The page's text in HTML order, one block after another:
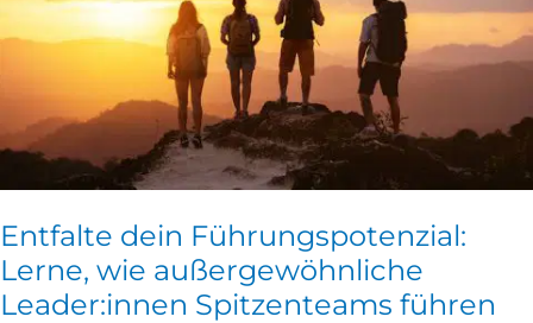
Entfalte dein Führungspotenzial:
Lerne, wie außergewöhnliche
Leader:innen Spitzenteams führen
Leader:innen
Spitzenteams